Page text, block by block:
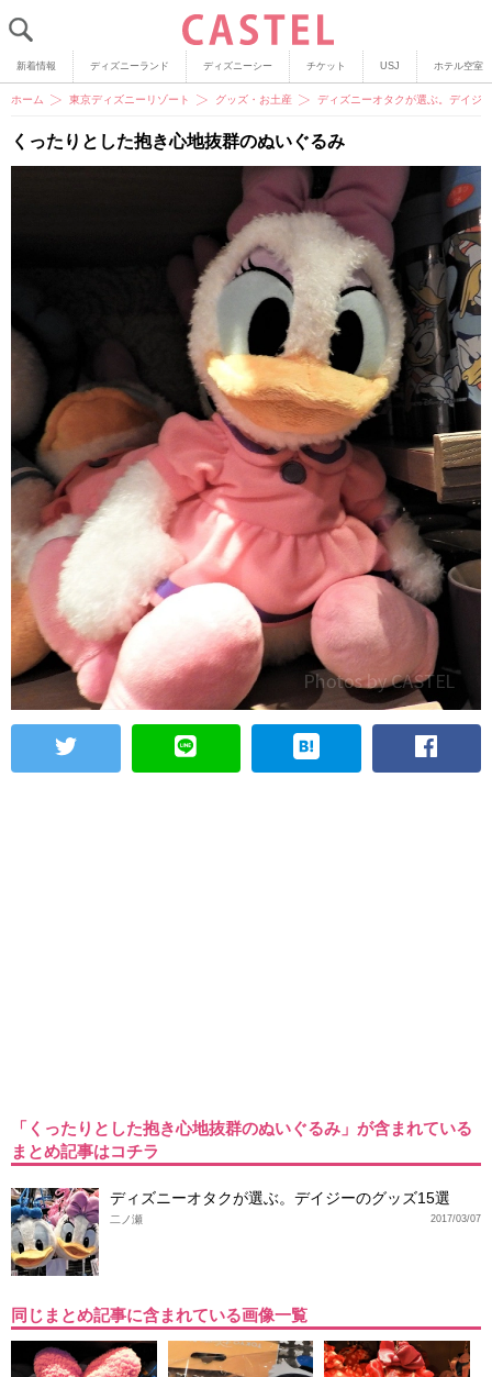
新着情報 ディズニーランド ディズニーシー チケット USJ ホテル空室
ホーム 東京ディズニーリゾート グッズ・お土産 ディズニーオタクが選ぶ。デイジ
くったりとした抱き心地抜群のぬいぐるみ
「くったりとした抱き心地抜群のぬいぐるみ」が含まれている
まとめ記事はコチラ
ディズニーオタクが選ぶ。デイジーのグッズ15選
2017/03/07
二ノ瀬
同じまとめ記事に含まれている画像一覧